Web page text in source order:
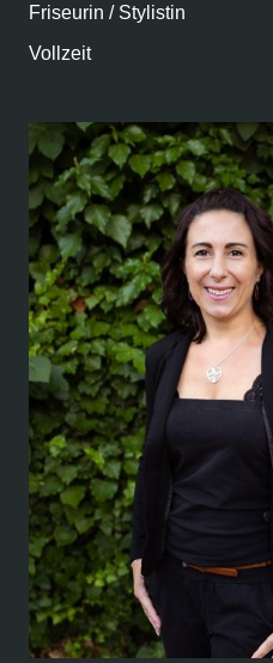
Friseurin / Stylistin
Vollzeit